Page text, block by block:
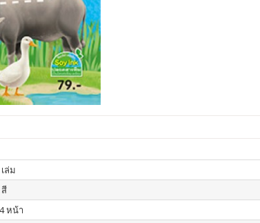
ล่ม
สี
หน้า